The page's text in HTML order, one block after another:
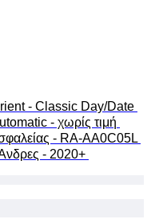
- Classic Day/Date
- χωρίς τιμή
- RA-AA0C05L
- 2020+